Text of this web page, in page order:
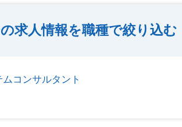
求人情報を職種で絞り込む
コンサルタント